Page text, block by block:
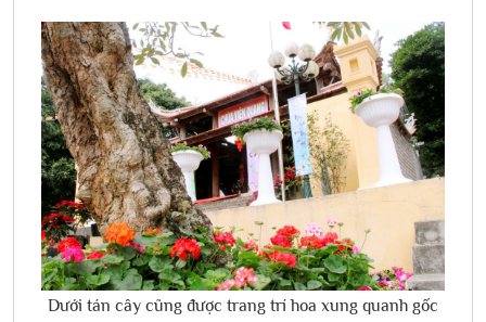
Dưới tán cây cũng được trang trí hoa xung quanh gốc